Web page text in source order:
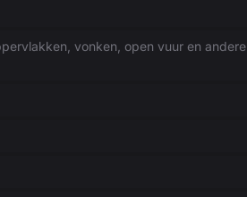
vonken, open vuur en andere